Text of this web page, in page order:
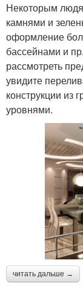
Некоторым
камнями и
оформление
бассейнами и
рассмотреть
увидите
конструкции из
уровнями.
читать дальше →